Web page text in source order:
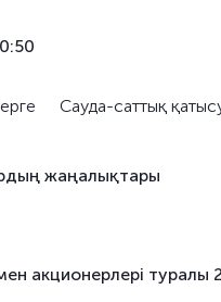
Сауда-саттық
жаңалықтары
акционерлері туралы